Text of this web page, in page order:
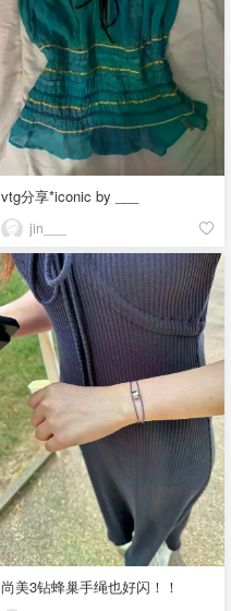
vtg分享*iconic by ___
jin___
尚美3钻蜂巢手绳也好闪！！